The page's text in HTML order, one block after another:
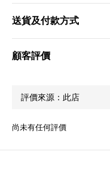
送貨及付款方式
顧客評價
尚未有任何評價